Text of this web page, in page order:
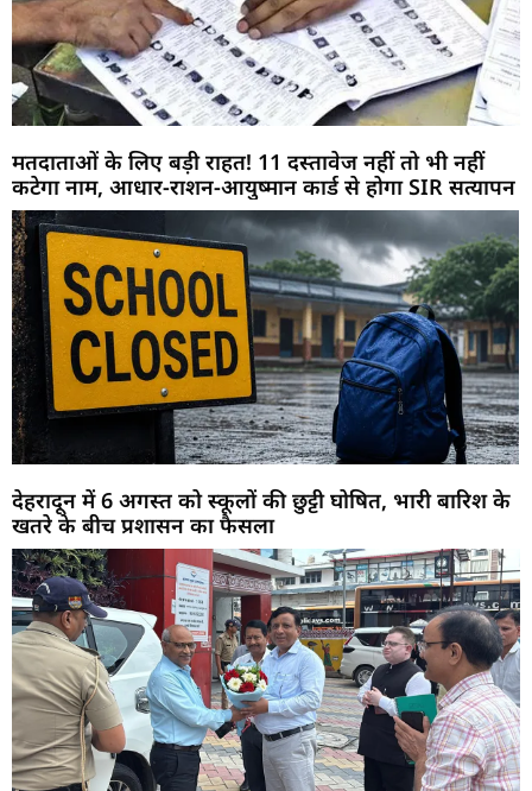
मतदाताओं के लिए बड़ी राहत! 11 दस्तावेज नहीं तो भी नहीं
कटेगा नाम, आधार-राशन-आयुष्मान कार्ड से होगा SIR सत्यापन
देहरादून में 6 अगस्त को स्कूलों की छुट्टी घोषित, भारी बारिश के
खतरे के बीच प्रशासन का फैसला